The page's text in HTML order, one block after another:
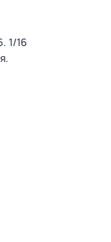
1/16